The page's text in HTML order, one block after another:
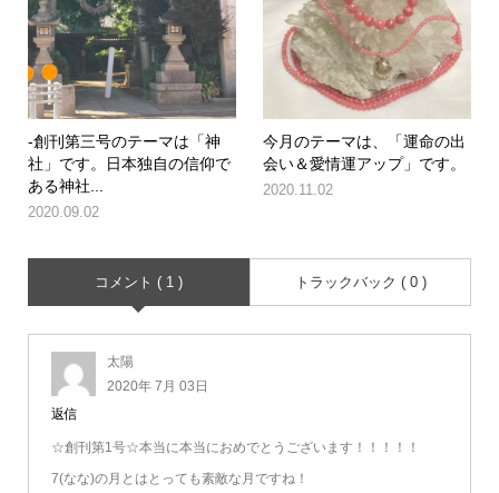
-創刊第三号のテーマは「神
社」です。日本独自の信仰で
ある神社...
2020.09.02
今月のテーマは、「運命の出
会い＆愛情運アップ」です。
2020.11.02
コメント ( 1 ) トラックバック ( 0 )
太陽
2020年 7月 03日
返信
☆創刊第1号☆本当に本当におめでとうございます！！！！！
7(なな)の月とはとっても素敵な月ですね！